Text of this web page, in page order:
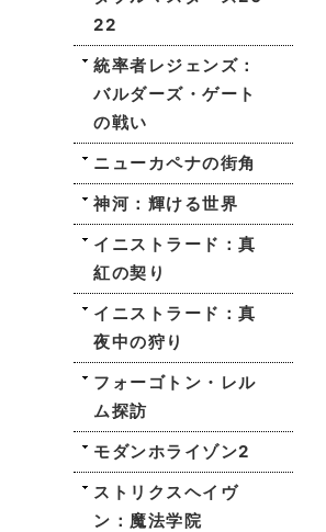
22
統率者レジェンズ：
バルダーズ・ゲート
の戦い
ニューカペナの街角
神河：輝ける世界
イニストラード：真
紅の契り
イニストラード：真
夜中の狩り
フォーゴトン・レル
ム探訪
モダンホライゾン2
ストリクスヘイヴ
ン：魔法学院